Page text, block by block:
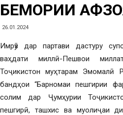
БЕМОРИИ
26.01.2024
Имрӯз дар партави дастуру
ваҳдати миллӣ-Пешвои
Тоҷикистон муҳтарам Эмомалӣ
бандҳои “Барномаи пешгирии
солим дар Ҷумҳурии
пешгирӣ, ташхис ва муолиҷаи